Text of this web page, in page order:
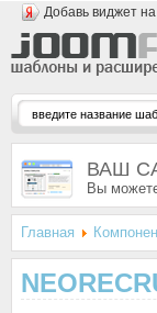
Добавь виджет
ВАШ
Вы
Главная